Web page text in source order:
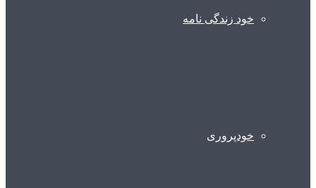
خود زندگی نامه
خودپروری